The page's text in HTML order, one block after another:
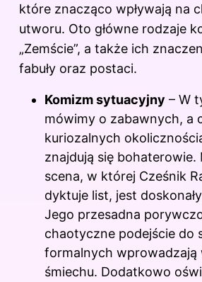
które znacząco wpływają na
utworu. Oto główne rodzaje
„Zemście”, a także ich
fabuły oraz postaci.
Komizm sytuacyjny – W
mówimy o zabawnych, a
kuriozalnych
znajdują się bohaterowie.
scena, w której Cześnik
dyktuje list, jest
Jego przesadna
chaotyczne podejście do
formalnych wprowadzają
śmiechu. Dodatkowo